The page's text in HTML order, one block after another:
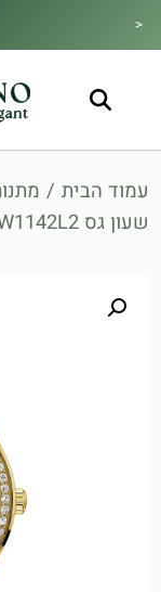
<
עמוד הבית /
שעון גס GUESS W1142L2 לאישה